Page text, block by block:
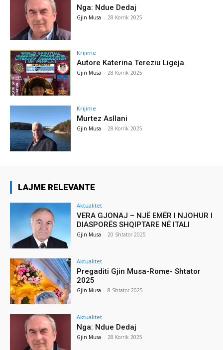
Nga: Ndue Dedaj
Gjin Musa - 28 Korrik 2025
Krijime
Autore Katerina Tereziu Ligeja
Gjin Musa - 28 Korrik 2025
Krijime
Murtez Asllani
Gjin Musa - 28 Korrik 2025
LAJME RELEVANTE
Aktualitet
VERA GJONAJ – NJË EMËR I NJOHUR I
DIASPORËS SHQIPTARE NË ITALI
Gjin Musa - 20 Shtator 2025
Aktualitet
Pregaditi Gjin Musa-Rome- Shtator
2025
Gjin Musa - 8 Shtator 2025
Aktualitet
Nga: Ndue Dedaj
Gjin Musa - 28 Korrik 2025